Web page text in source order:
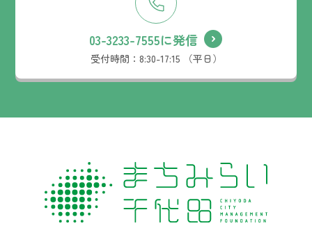
03-3233-7555に発信
受付時間： 8:30-17:15 （平日）